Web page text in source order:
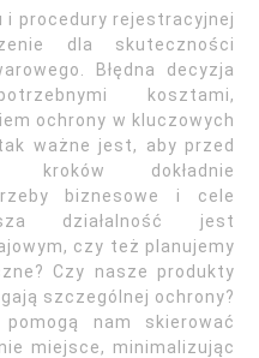
i procedury rejestracyjnej
dla skuteczności
Błędna decyzja
kosztami,
ochrony w kluczowych
ważne jest, aby przed
kroków dokładnie
biznesowe i cele
działalność jest
czy też planujemy
Czy nasze produkty
szczególnej ochrony?
nam skierować
miejsce, minimalizując